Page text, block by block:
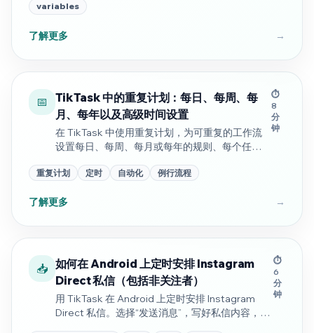
variables
了解更多 →
📅
TikTask 中的重复计划：每日、每周、每
月、每年以及高级时间设置
在 TikTask 中使用重复计划，为可重复的工作流
设置每日、每周、每月或每年的规则、每个任务多
⏱️
8
分
钟
重复计划 定时 自动化 例行流程
了解更多 →
📥 如何在 Android 上定时安排 Instagram
Direct 私信（包括非关注者）
用 TikTask 在 Android 上定时安排 Instagram
Direct 私信。选择“发送消息”，写好私信内容，选
⏱️
6
分
钟